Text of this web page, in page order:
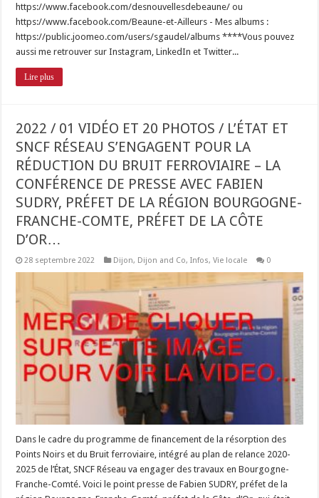
https://www.facebook.com/desnouvellesdebeaune/ ou
https://www.facebook.com/Beaune-et-Ailleurs - Mes albums :
https://public.joomeo.com/users/sgaudel/albums ****Vous pouvez
aussi me retrouver sur Instagram, LinkedIn et Twitter...
Lire plus
2022 / 01 VIDÉO ET 20 PHOTOS / L’ÉTAT ET
SNCF RÉSEAU S’ENGAGENT POUR LA
RÉDUCTION DU BRUIT FERROVIAIRE – LA
CONFÉRENCE DE PRESSE AVEC FABIEN
SUDRY, PRÉFET DE LA RÉGION BOURGOGNE-
FRANCHE-COMTE, PRÉFET DE LA CÔTE
D’OR…
28 septembre 2022 Dijon, Dijon and Co,Infos,Vie locale 0
Dans le cadre du programme de financement de la résorption des
Points Noirs et du Bruit ferroviaire, intégré au plan de relance 2020-
2025 de l’État, SNCF Réseau va engager des travaux en Bourgogne-
Franche-Comté. Voici le point presse de Fabien SUDRY, préfet de la